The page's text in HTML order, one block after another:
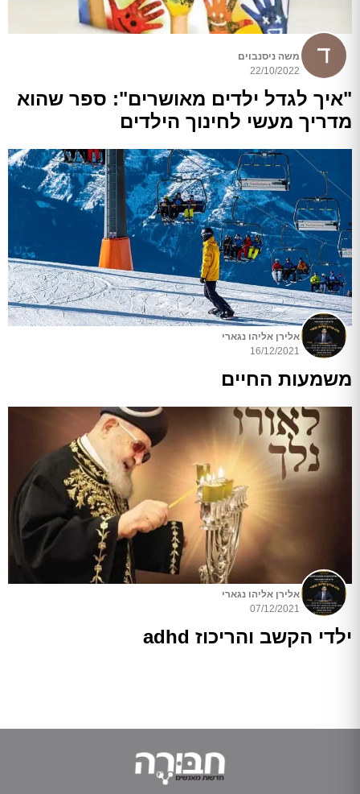
משה ניסנבוים
22/10/2022
"איך לגדל ילדים מאושרים": ספר שהוא
מדריך מעשי לחינוך הילדים
אלירן אליהו נגארי
16/12/2021
משמעות החיים
אלירן אליהו נגארי
07/12/2021
ילדי הקשב והריכוז adhd